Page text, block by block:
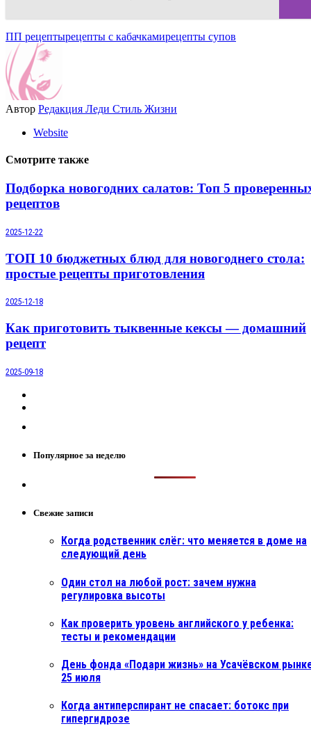
ПП рецептырецепты с кабачкамирецепты супов
Автор Редакция Леди Стиль Жизни
Website
Смотрите также
Подборка новогодних салатов: Топ 5
рецептов
2025-12-22
ТОП 10 бюджетных блюд для новогоднего стола:
простые рецепты приготовления
2025-12-18
Как приготовить тыквенные кексы — домашний
рецепт
2025-09-18
Популярное за неделю
Свежие записи
Когда родственник слёг: что меняется в доме на
следующий день
Один стол на любой рост: зачем нужна
регулировка высоты
Как проверить уровень английского у ребенка:
тесты и рекомендации
День фонда «Подари жизнь» на Усачёвском
25 июля
Когда антиперспирант не спасает: ботокс при
гипергидрозе